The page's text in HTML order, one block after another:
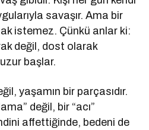
savaşır. Ama bir
istemez. Çünkü anlar ki:
değil, dost olarak
başlar.
yaşamın bir parçasıdır.
değil, bir “acı”
affettiğinde, bedeni de